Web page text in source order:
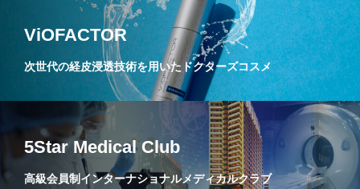
ViOFACTOR
次世代の経皮浸透技術を用いたドクターズコスメ
5Star Medical Club
高級会員制インターナショナルメディカルクラブ